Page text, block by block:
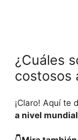
¿Cuáles
costosos
¡Claro! Aquí te
a nivel